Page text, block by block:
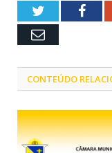
Twitter
Email
CONTEÚDO